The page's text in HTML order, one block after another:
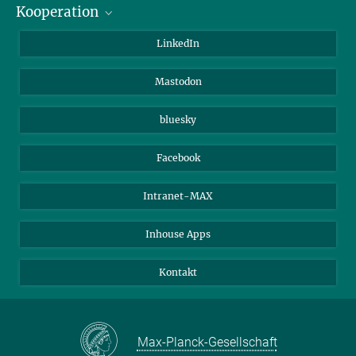
Journalisten
Kooperation
Max-Planck-Gesellschaft
Beutenberg Campus e.V.
LinkedIn
Mastodon
bluesky
Facebook
Intranet-MAX
Inhouse Apps
Kontakt
Max-Planck-Gesellschaft